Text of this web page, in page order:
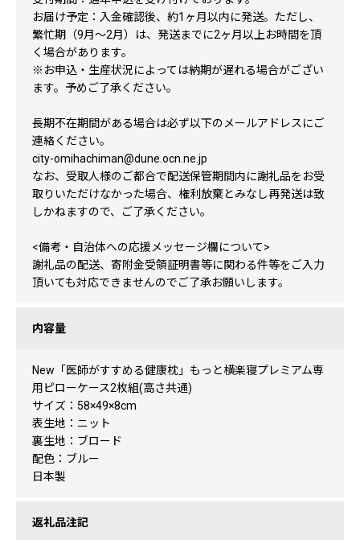
お届け予定：入金確認後、約1ヶ月以内に発送。ただし、
繁忙期（9月～2月）は、発送までに2ヶ月以上お時間を頂
く場合があります。
※お申込・生産状況によっては納期が遅れる場合がござい
ます。予めご了承ください。
長期不在期間がある場合は必ず以下のメールアドレスにご
連絡ください。
city-omihachiman@dune.ocn.ne.jp
なお、受取人様のご都合で配送保管期間内に謝礼品をお受
取りいただけなかった場合、権利放棄とみなし再発送は致
しかねますので、ご了承ください。
<備考・自治体への応援メッセージ欄について>
謝礼品の配送、寄附金受領証明書等に関わる件等をご入力
頂いても対応できませんのでご了承お願いします。
内容量
New「医師がすすめる健康枕」もっと横楽寝プレミアム専
用ピローケース2枚組(高さ共通)
サイズ：58×49×8cm
表生地：ニット
裏生地：ブロード
配色：ブルー
日本製
返礼品注記